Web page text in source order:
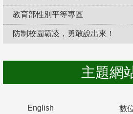
教育部性別平等專區
防制校園霸凌，勇敢說出來！
主題網
English 數